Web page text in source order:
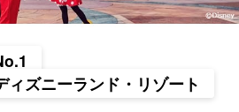
ィズニーランド・リゾート